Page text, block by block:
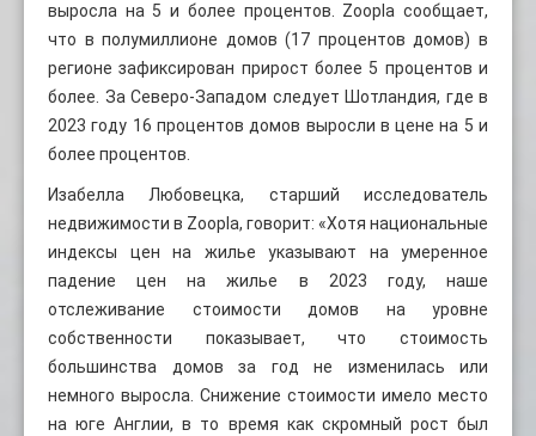
выросла на 5 и более процентов. Zoopla сообщает,
что в полумиллионе домов (17 процентов домов) в
регионе зафиксирован прирост более 5 процентов и
более. За Северо-Западом следует Шотландия, где в
2023 году 16 процентов домов выросли в цене на 5 и
более процентов.
Изабелла Любовецка, старший исследователь
недвижимости в Zoopla, говорит: «Хотя национальные
индексы цен на жилье указывают на умеренное
падение цен на жилье в 2023 году, наше
отслеживание стоимости домов на уровне
собственности показывает, что стоимость
большинства домов за год не изменилась или
немного выросла. Снижение стоимости имело место
на юге Англии, в то время как скромный рост был